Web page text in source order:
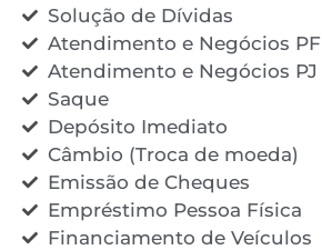
Solução de Dívidas
Atendimento e Negócios PF
Atendimento e Negócios PJ
Saque
Depósito Imediato
Câmbio (Troca de moeda)
Emissão de Cheques
Empréstimo Pessoa Física
Financiamento de Veículos